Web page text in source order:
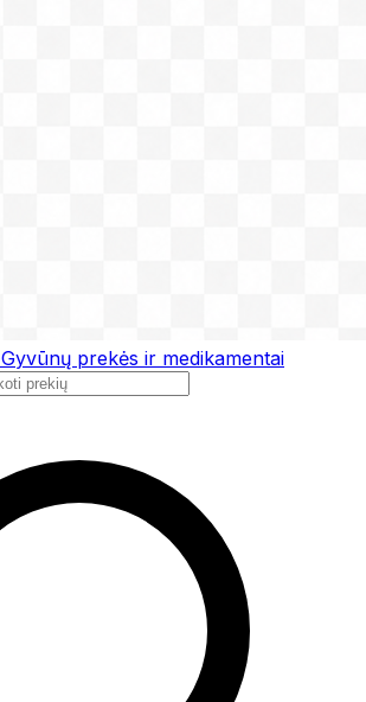
Gyvūnų prekės ir medikamentai